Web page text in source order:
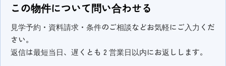
この物件について問い合わせる
見学予約・資料請求・条件のご相談などお気軽にご入力くだ
さい。
返信は最短当日、遅くとも 2 営業日以内にお返しします。